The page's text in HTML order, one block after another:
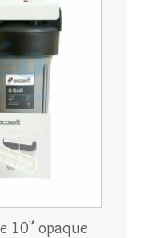
10" opaque